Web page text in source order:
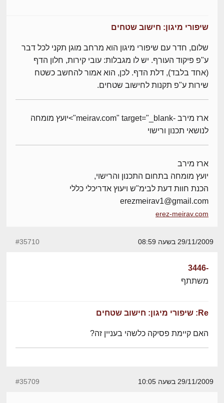
שיפורי מיגון: חישוב שטחים
שלום, חדר עם שיפורי מיגון הוא מרחב מוגן תקני לכל דבר
ע"פ פיקוד העורף. יש לו מגבלות: עובי קירות, חלון הדף
(אחד בלבד), דלת הדף. לכן, הוא אמור להחשב כשטח
שירות ע"פ תקנות לחישוב שטחים.
ארז מירב -meirav.com" target="_blank">יועץ מומחה
לנושאי תכנון ורישוי
ארז מירב
יועץ מומחה בתחום התכנון והרישוי,
הכנת חוות דעת לבימ"ש ויעוץ אדריכלי כללי
erezmeirav1@gmail.com
erez-meirav.com
29/11/2009 בשעה 08:59 #35710
-3446
משתתף
Re: שיפורי מיגון: חישוב שטחים
האם קיימת פסיקה כלשהי בעניין זה?
29/11/2009 בשעה 10:05 #35709